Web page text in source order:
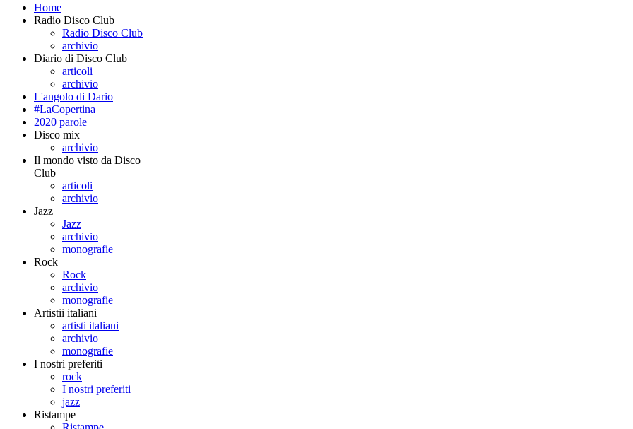
Home
Radio Disco Club
Radio Disco Club
archivio
Diario di Disco Club
articoli
archivio
L'angolo di Dario
#LaCopertina
2020 parole
Disco mix
archivio
Il mondo visto da Disco
Club
articoli
archivio
Jazz
Jazz
archivio
monografie
Rock
Rock
archivio
monografie
Artistii italiani
artisti italiani
archivio
monografie
I nostri preferiti
rock
I nostri preferiti
jazz
Ristampe